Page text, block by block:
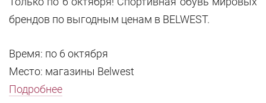
брендов по выгодным ценам в BELWEST.
Время: по 6 октября
Место: магазины Belwest
Подробнее